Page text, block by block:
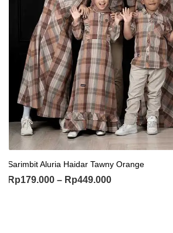
Sarimbit Aluria Haidar Tawny Orange
Rp179.000 – Rp449.000